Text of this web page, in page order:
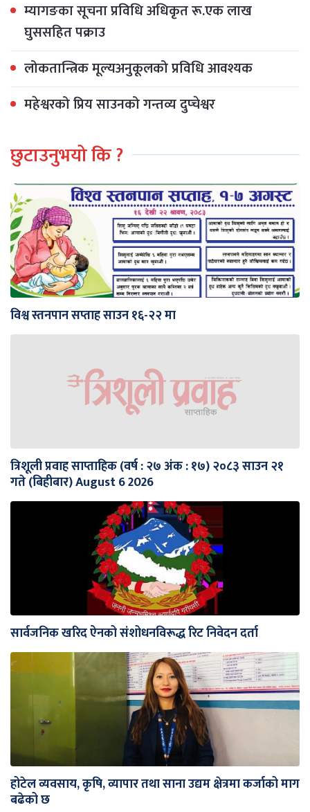
म्यागङका सूचना प्रविधि अधिकृत रू.एक लाख
घुससहित पक्राउ
लोकतान्त्रिक मूल्यअनुकूलको प्रविधि आवश्यक
महेश्वरको प्रिय साउनको गन्तव्य दुप्चेश्वर
छुटाउनुभयो कि ?
विश्व स्तनपान सप्ताह साउन १६-२२ मा
त्रिशूली प्रवाह साप्ताहिक (वर्ष : २७ अंक : १७) २०८३ साउन २१
गते (बिहीबार) August 6 2026
सार्वजनिक खरिद ऐनको संशोधनविरूद्ध रिट निवेदन दर्ता
होटेल व्यवसाय, कृषि, व्यापार तथा साना उद्यम क्षेत्रमा कर्जाको माग
बढेको छ